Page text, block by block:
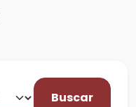
Buscar